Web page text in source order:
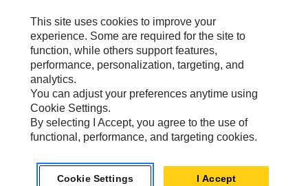
Mapa Del Sitio
Cookie Settings
Avisos Legales
Privacidad
Español
reservados.
This site uses cookies to improve your
experience. Some are required for the site to
function, while others support features,
performance, personalization, targeting, and
analytics.
You can adjust your preferences anytime using
Cookie Settings.
By selecting I Accept, you agree to the use of
functional, performance, and targeting cookies.
Cookie Settings I Accept